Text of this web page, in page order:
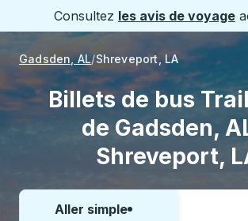
Consultez les avis de voyage
Gadsden, AL Shreveport, LA
Billets de bus
de Gadsden,
Shreveport,
Choisissez un sens ou un aller-retour:
Aller simple